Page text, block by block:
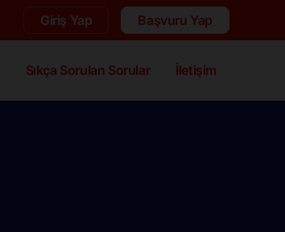
Giriş Yap Başvuru Yap
Sıkça Sorulan Sorular İletişim